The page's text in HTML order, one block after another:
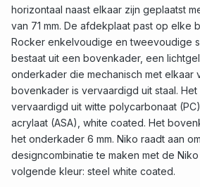
horizontaal naast elkaar zijn geplaatst
van 71 mm. De afdekplaat past op elke
Rocker enkelvoudige en tweevoudige
bestaat uit een bovenkader, een
onderkader die mechanisch met elkaar
bovenkader is vervaardigd uit staal.
vervaardigd uit witte polycarbonaat
acrylaat (ASA), white coated. Het
het onderkader 6 mm. Niko raadt aan
designcombinatie te maken met de
volgende kleur: steel white coated.